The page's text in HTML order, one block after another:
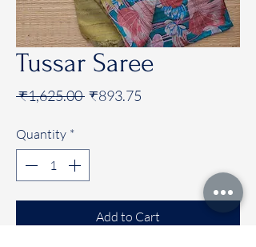
Tussar Saree
₹1,625.00 Regular
₹893.75
Quantity *
Add to Cart